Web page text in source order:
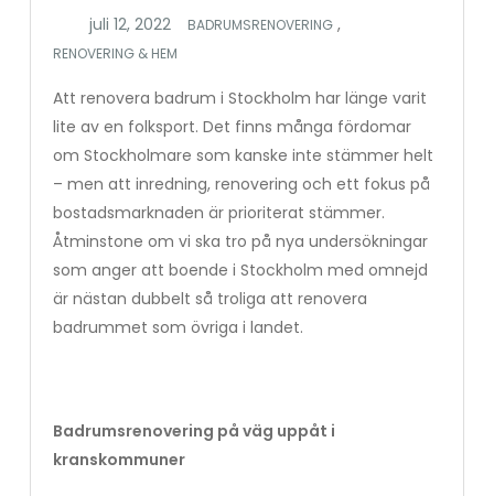
BADRUMSRENOVERING ,
RENOVERING & HEM
Att renovera badrum i Stockholm har länge varit
lite av en folksport. Det finns många fördomar
om Stockholmare som kanske inte stämmer helt
– men att inredning, renovering och ett fokus på
bostadsmarknaden är prioriterat stämmer.
Åtminstone om vi ska tro på nya undersökningar
som anger att boende i Stockholm med omnejd
är nästan dubbelt så troliga att renovera
badrummet som övriga i landet.
Badrumsrenovering på väg uppåt i
kranskommuner